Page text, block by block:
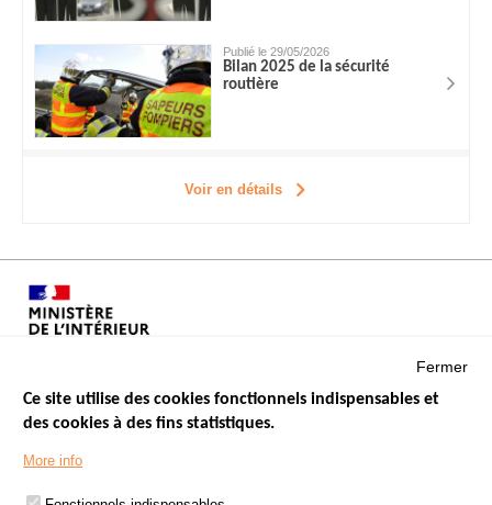
Publié le 29/05/2026
Bilan 2025 de la sécurité
routière
Voir en détails
Menu
Footer
LES SITES PUBLICS
ÉTAT DE L’INSÉCURITÉ ROUTIÈRE
Fermer
Ce site utilise des cookies fonctionnels indispensables et
des cookies à des fins statistiques.
More info